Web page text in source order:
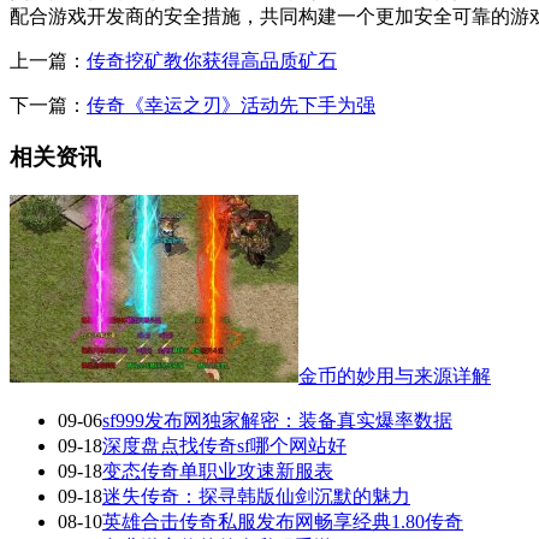
配合游戏开发商的安全措施，共同构建一个更加安全可靠的游
上一篇： 传奇挖矿教你获得高品质矿石
下一篇： 传奇《幸运之刃》活动先下手为强
相关资讯
金币的妙用与来源详解
09-06sf999发布网独家解密：装备真实爆率数据
09-18深度盘点找传奇sf哪个网站好
09-18变态传奇单职业攻速新服表
09-18迷失传奇：探寻韩版仙剑沉默的魅力
08-10英雄合击传奇私服发布网畅享经典1.80传奇